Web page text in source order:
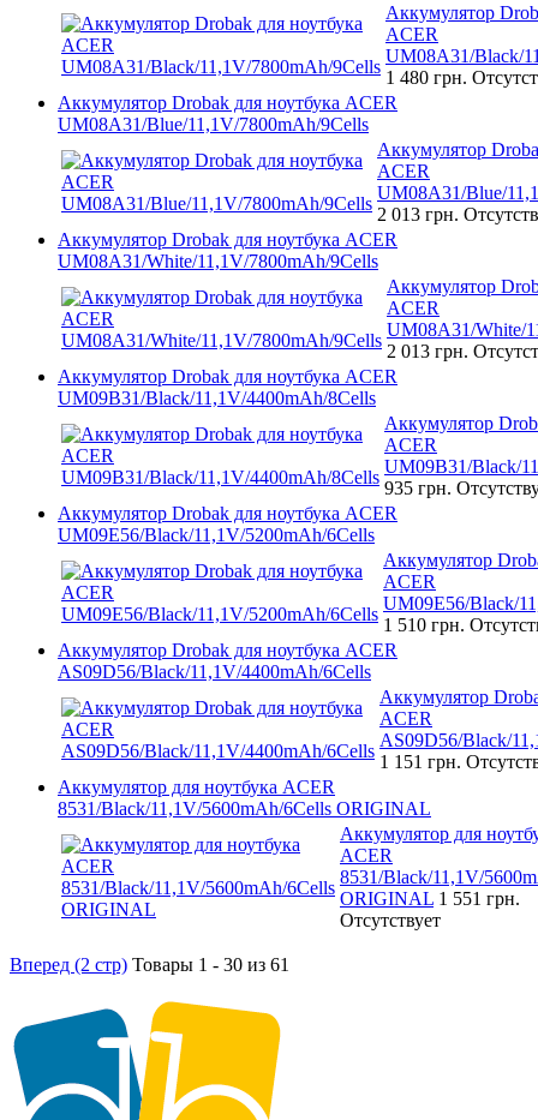
Аккумулятор
ACER
UM08A31/Black/
1 480 грн.
Аккумулятор Drobak для ноутбука ACER
UM08A31/Blue/11,1V/7800mAh/9Cells
Аккумулятор
ACER
UM08A31/Blue/
2 013 грн.
Аккумулятор Drobak для ноутбука ACER
UM08A31/White/11,1V/7800mAh/9Cells
Аккумулятор
ACER
UM08A31/White/
2 013 грн.
Аккумулятор Drobak для ноутбука ACER
UM09B31/Black/11,1V/4400mAh/8Cells
Аккумулятор
ACER
UM09B31/Black/
935 грн.
Аккумулятор Drobak для ноутбука ACER
UM09E56/Black/11,1V/5200mAh/6Cells
Аккумулятор
ACER
UM09E56/Black/
1 510 грн.
Аккумулятор Drobak для ноутбука ACER
AS09D56/Black/11,1V/4400mAh/6Cells
Аккумулятор
ACER
AS09D56/Black/
1 151 грн.
Аккумулятор для ноутбука ACER
8531/Black/11,1V/5600mAh/6Cells ORIGINAL
Аккумулятор для
ACER
8531/Black/11,1V/
ORIGINAL 1 551 грн.
Отсутствует
Вперед (2 стр) Товары 1 - 30 из 61